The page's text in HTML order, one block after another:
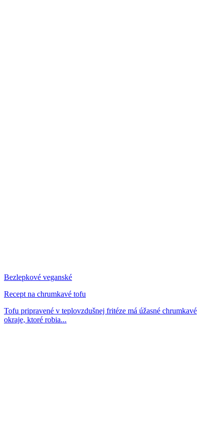
Bezlepkové veganské
Recept na chrumkavé tofu
Tofu pripravené v teplovzdušnej fritéze má úžasné chrumkavé
okraje, ktoré robia...